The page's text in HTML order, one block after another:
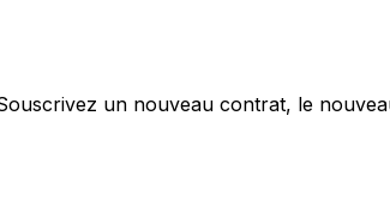
un nouveau contrat, le